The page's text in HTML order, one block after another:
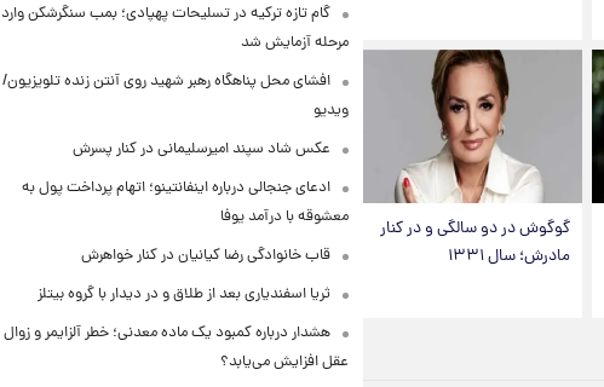
گوگوش در دو سالگی و در کنار
مادرش؛ سال ۱۳۳۱
گام تازه ترکیه در تسلیحات پهپادی؛ بمب سنگرشکن وارد
مرحله آزمایش شد
افشای محل پناهگاه‌ رهبر شهید روی آنتن زنده تلویزیون/
ویدیو
عکس شاد سپند امیرسلیمانی در کنار پسرش
ادعای جنجالی درباره اینفانتینو؛ اتهام پرداخت پول به
معشوقه با درآمد یوفا
قاب خانوادگی رضا کیانیان در کنار خواهرش
ثریا اسفندیاری بعد از طلاق و در دیدار با گروه بیتلز
هشدار درباره کمبود یک ماده معدنی؛ خطر آلزایمر و زوال
عقل افزایش می‌یابد؟